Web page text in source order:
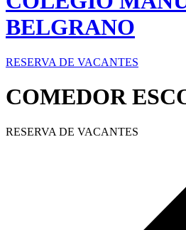
BELGRANO
RESERVA DE VACANTES
COMEDOR
RESERVA DE VACANTES